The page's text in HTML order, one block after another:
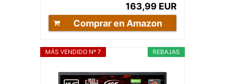
163,99 EUR
Comprar en Amazon
REBAJAS
MÁS VENDIDO Nº 7